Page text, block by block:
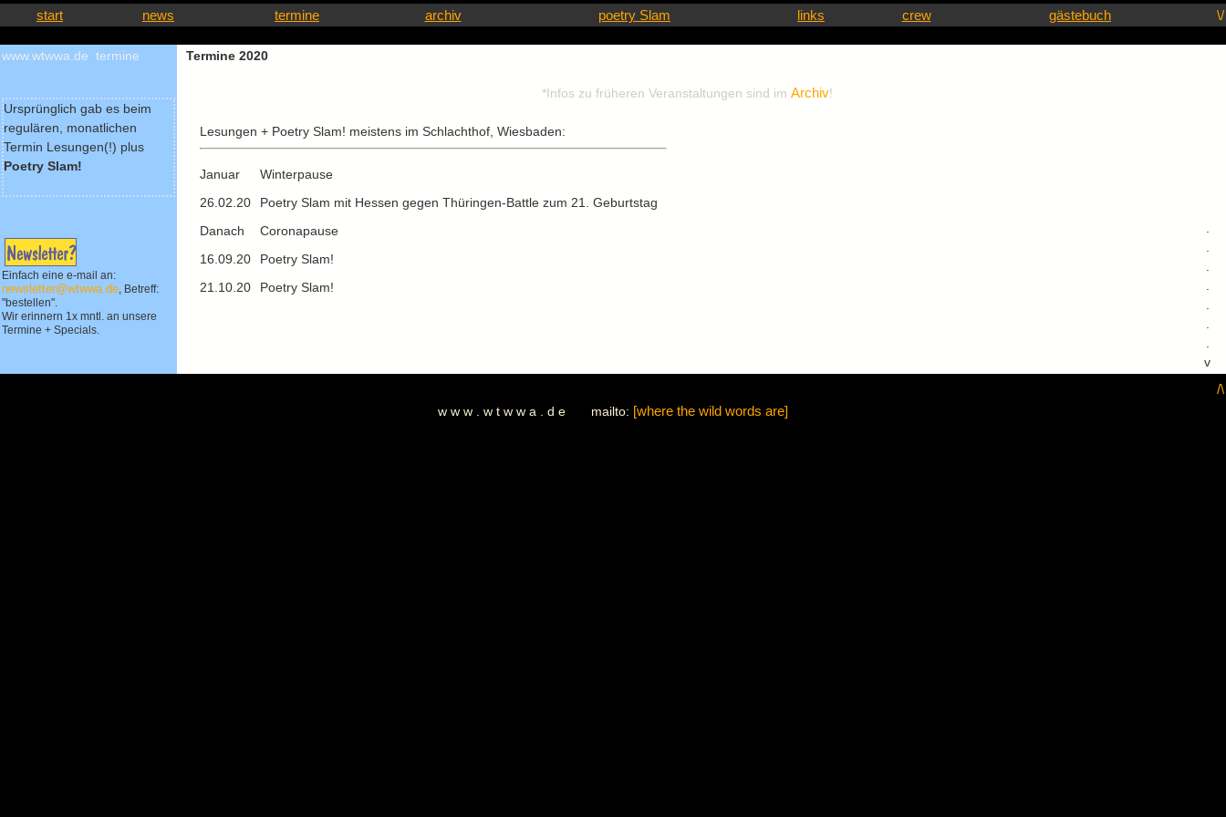
start news termine archiv poetry Slam links crew gästebuch \/
www.wtwwa.de termine
Ursprünglich gab es beim
regulären, monatlichen
Termin Lesungen(!) plus
Poetry Slam!
Einfach eine e-mail an:
newsletter@wtwwa.de, Betreff:
"bestellen".
Wir erinnern 1x mntl. an unsere
Termine + Specials.
Termine 2020
*Infos zu früheren Veranstaltungen sind im Archiv!
Lesungen + Poetry Slam! meistens im Schlachthof, Wiesbaden:
Januar
Winterpause
26.02.20
Poetry Slam mit Hessen gegen Thüringen-Battle zum 21. Geburtstag
Danach
Coronapause
16.09.20
Poetry Slam!
21.10.20
Poetry Slam!
v
/\
w w w . w t w w a . d e mailto: [where the wild words are]